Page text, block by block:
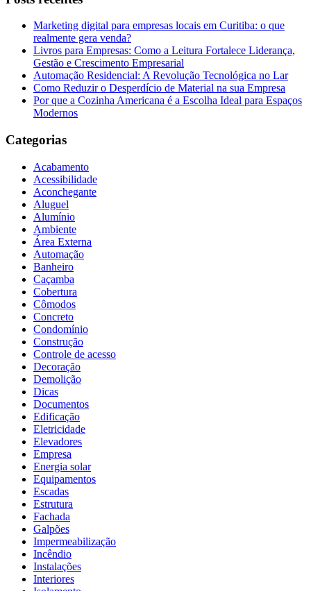
Marketing digital para empresas locais em Curitiba: o que
realmente gera venda?
Livros para Empresas: Como a Leitura Fortalece Liderança,
Gestão e Crescimento Empresarial
Automação Residencial: A Revolução Tecnológica no Lar
Como Reduzir o Desperdício de Material na sua Empresa
Por que a Cozinha Americana é a Escolha Ideal para Espaços
Modernos
Categorias
Acabamento
Acessibilidade
Aconchegante
Aluguel
Alumínio
Ambiente
Área Externa
Automação
Banheiro
Caçamba
Cobertura
Cômodos
Concreto
Condomínio
Construção
Controle de acesso
Decoração
Demolição
Dicas
Documentos
Edificação
Eletricidade
Elevadores
Empresa
Energia solar
Equipamentos
Escadas
Estrutura
Fachada
Galpões
Impermeabilização
Incêndio
Instalações
Interiores